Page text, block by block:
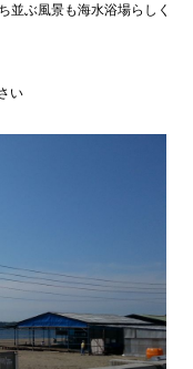
並ぶ風景も海水浴場らしく
い